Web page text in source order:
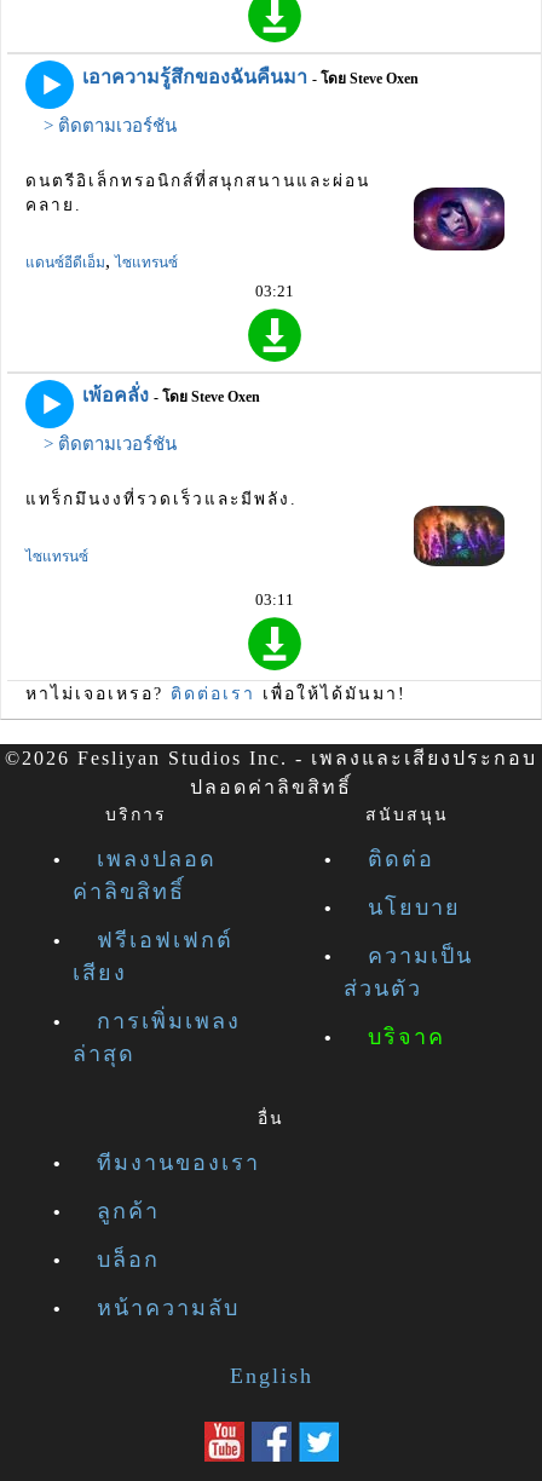
เอาความรู้สึกของฉันคืนมา - โดย Steve Oxen
> ติดตามเวอร์ชัน
ดนตรีอิเล็กทรอนิกส์ที่สนุกสนานและผ่อน
คลาย.
แดนซ์อีดีเอ็ม,ไซแทรนซ์
03:21
เพ้อคลั่ง - โดย Steve Oxen
> ติดตามเวอร์ชัน
แทร็กมึนงงที่รวดเร็วและมีพลัง.
ไซแทรนซ์
03:11
หาไม่เจอเหรอ? ติดต่อเรา เพื่อให้ได้มันมา!
©2026 Fesliyan Studios Inc. - เพลงและเสียงประกอบ
ปลอดค่าลิขสิทธิ์
บริการ
เพลงปลอด
ค่าลิขสิทธิ์
ฟรีเอฟเฟกต์
เสียง
การเพิ่มเพลง
ล่าสุด
สนับสนุน
ติดต่อ
นโยบาย
ความเป็น
ส่วนตัว
บริจาค
อื่น
ทีมงานของเรา
ลูกค้า
บล็อก
หน้าความลับ
English